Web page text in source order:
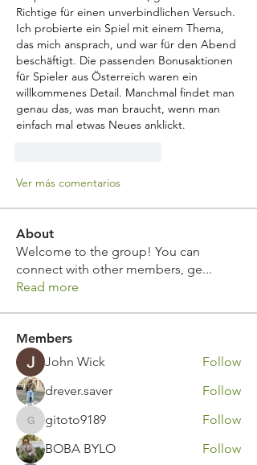
Richtige für einen unverbindlichen Versuch.
Ich probierte ein Spiel mit einem Thema,
das mich ansprach, und war für den Abend
beschäftigt. Die passenden Bonusaktionen
für Spieler aus Österreich waren ein
willkommenes Detail. Manchmal findet man
genau das, was man braucht, wenn man
einfach mal etwas Neues anklickt.
Ver más comentarios
About
Welcome to the group! You can
connect with other members, ge...
Read more
Members
John Wick
Follow
drever.saver
Follow
gitoto9189
gitoto9189
Follow
BOBA BYLO
Follow